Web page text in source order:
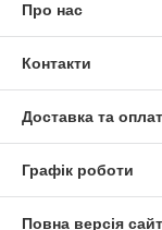
Про нас
Контакти
Доставка та
Графік роботи
Повна версія